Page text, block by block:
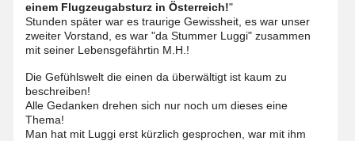
einem Flugzeugabsturz in Österreich!"
Stunden später war es traurige Gewissheit, es war unser
zweiter Vorstand, es war "da Stummer Luggi" zusammen
mit seiner Lebensgefährtin M.H.!
Die Gefühlswelt die einen da überwältigt ist kaum zu
beschreiben!
Alle Gedanken drehen sich nur noch um dieses eine
Thema!
Man hat mit Luggi erst kürzlich gesprochen, war mit ihm